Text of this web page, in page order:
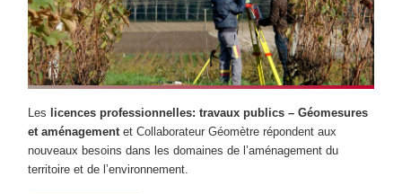
Les licences professionnelles: travaux publics – Géomesures
et aménagementet Collaborateur Géomètre répondent aux
nouveaux besoins dans les domaines de l’aménagement du
territoire et de l’environnement.